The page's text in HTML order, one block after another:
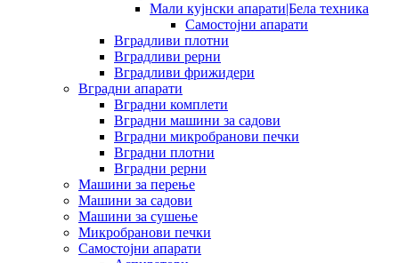
Мали кујнски апарати|Бела техника
Самостојни апарати
Вградливи плотни
Вградливи рерни
Вградливи фрижидери
Вградни апарати
Вградни комплети
Вградни машини за садови
Вградни микробранови печки
Вградни плотни
Вградни рерни
Машини за перење
Машини за садови
Машини за сушење
Микробранови печки
Самостојни апарати